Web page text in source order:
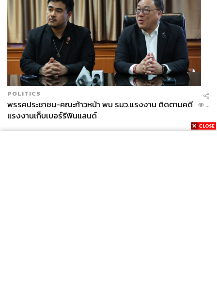
POLITICS
พรรคประชาชน-คณะก้าวหน้า พบ รมว.แรงงาน ติดตามคดี
แรงงานเก็บเบอร์รีฟินแลนด์
...